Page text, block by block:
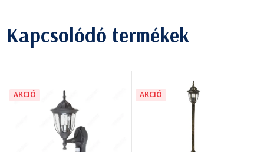
Kapcsolódó termékek
AKCIÓ AKCIÓ